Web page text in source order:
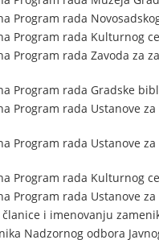
Program rada
Program rada Kulturnog
Program rada Zavoda za
Program rada Gradske
Program rada Ustanove
Program rada Ustanove
Program rada Kulturnog
Program rada Ustanove
i imenovanju
Nadzornog odbora